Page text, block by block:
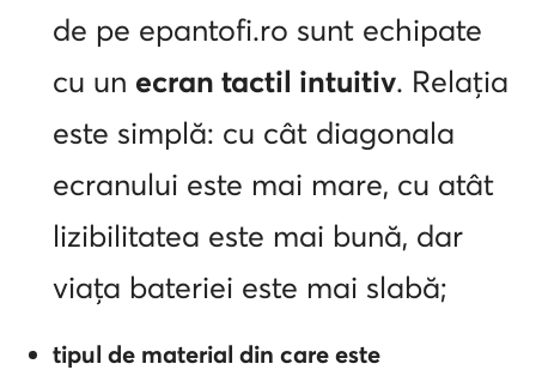
de pe epantofi.ro sunt echipate
cu un ecran tactil intuitiv. Relația
este simplă: cu cât diagonala
ecranului este mai mare, cu atât
lizibilitatea este mai bună, dar
viața bateriei este mai slabă;
tipul de material din care este